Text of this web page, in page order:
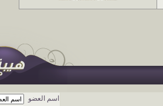
اسم العضو